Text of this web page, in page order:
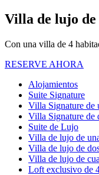
Villa de lujo
Con una villa de 4
RESERVE AHORA
Alojamientos
Suite Signature
Villa Signature de
Villa Signature de
Suite de Lujo
Villa de lujo de
Villa de lujo de
Villa de lujo de
Loft exclusivo de